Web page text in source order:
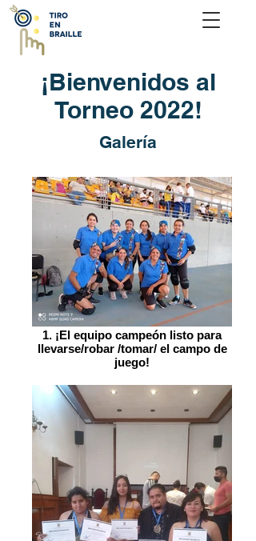
¡Bienvenidos al
Torneo 2022!
Galería
1. ¡El equipo campeón listo para
llevarse/robar /tomar/ el campo de
juego!